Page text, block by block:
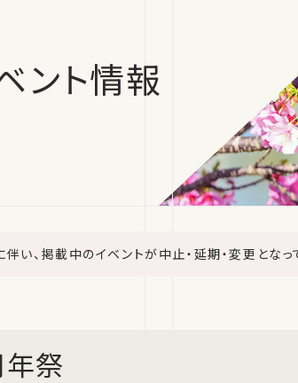
ント情報
伴い、掲載中のイベントが中止・延期・変更とな
年祭